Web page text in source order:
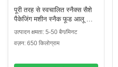
पूरी तरह से स्वचालित स्नैक्स सैशे
पैकेजिंग मशीन स्नैक फूड आलू चिप्स
पॉप कॉर्न नाइट्रोजन फ्लशिंग
उत्पादन क्षमता: 5-50 बैग/मिनट
वज़न: 650 किलोग्राम